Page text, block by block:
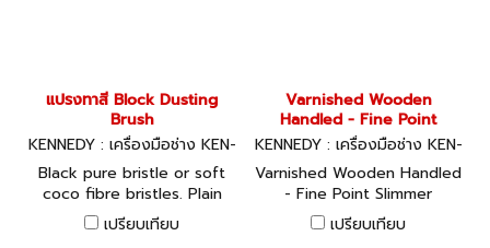
แปรงทาสี Block Dusting
Brush
KENNEDY : เครื่องมือช่าง KEN-
533-6824K
Black pure bristle or soft
coco fibre bristles. Plain
wood handle. For general
dusting and cleaning.
เปรียบเทียบ
Varnished Wooden
Handled - Fine Point
KENNEDY : เครื่องมือช่าง KEN-
533-6742K, KEN-533-6743K
Varnished Wooden Handled
- Fine Point Slimmer
handles, steel ferrules, soft
hair bristles.
เปรียบเทียบ